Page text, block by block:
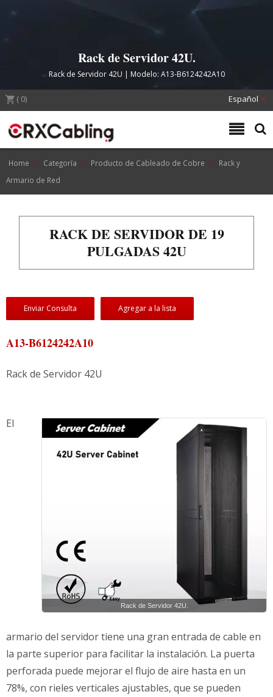
Rack de Servidor 42U.
Rack de Servidor 42U | Modelo: A13-B6124242A10
( 0) Español
Home Categoría Producto de Cableado de Cobre
Rack y
Armario de Red
RACK DE SERVIDOR DE 19
PULGADAS 42U
Enviar Consulta Agregar a la lista
A13-B6124242A10
Rack de Servidor 42U
Rack de Servidor 42U.
El
armario del servidor tiene una gran entrada de cable en
la parte superior para facilitar la instalación. La puerta
perforada puede mejorar el flujo de aire hasta en un
78%, con rieles verticales ajustables, que se pueden